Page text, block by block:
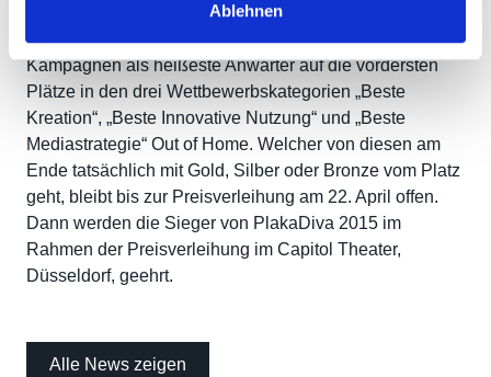
Ablehnen
Im Ergebnis einigte sich die Jury auf insgesamt 25
Kampagnen als heißeste Anwärter auf die vordersten
Plätze in den drei Wettbewerbskategorien „Beste
Kreation“, „Beste Innovative Nutzung“ und „Beste
Mediastrategie“ Out of Home. Welcher von diesen am
Ende tatsächlich mit Gold, Silber oder Bronze vom Platz
geht, bleibt bis zur Preisverleihung am 22. April offen.
Dann werden die Sieger von PlakaDiva 2015 im
Rahmen der Preisverleihung im Capitol Theater,
Düsseldorf, geehrt.
Alle News zeigen